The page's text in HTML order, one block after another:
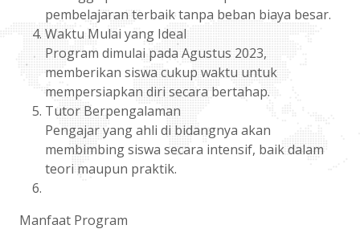
pembelajaran terbaik tanpa beban biaya besar.
Waktu Mulai yang Ideal
Program dimulai pada Agustus 2023,
memberikan siswa cukup waktu untuk
mempersiapkan diri secara bertahap.
Tutor Berpengalaman
Pengajar yang ahli di bidangnya akan
membimbing siswa secara intensif, baik dalam
teori maupun praktik.
Manfaat Program